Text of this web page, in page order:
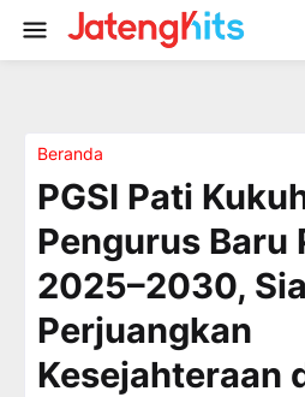
Beranda
PGSI Pati
Pengurus Baru
2025–2030,
Perjuangkan
Kesejahteraan